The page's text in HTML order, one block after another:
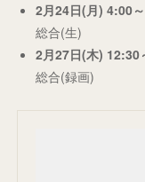
2月24日(月) 4:00～
総合(生)
2月27日(木) 12:30
総合(録画)